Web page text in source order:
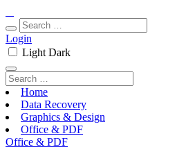
Login
Light Dark
Home
Data Recovery
Graphics & Design
Office & PDF
Office & PDF